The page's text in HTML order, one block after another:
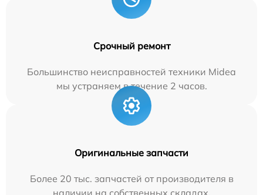
Срочный ремонт
Большинство неисправностей техники Midea
мы устраняем в течение 2 часов.
Оригинальные запчасти
Более 20 тыс. запчастей от производителя в
наличии на собственных складах.